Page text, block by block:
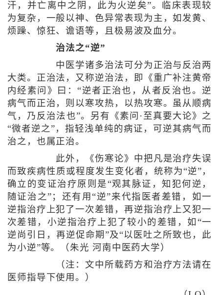
汗，并亡离中之阴，此为火逆矣”。临床表现较
为复杂，一般以神、色异常表现为主，如发黄、
烦躁、惊狂、谵语等，且极易波及血分。
治法之“逆”
中医学诸多治法可分为正治与反治两
大类。正治法，又称逆治法，即《重广补注黄帝
内经素问》曰：“逆者正治也，从者反治也。逆
病气而正治，则以寒攻热，以热攻寒。虽从顺病
气，乃反治法也”。另有《素问·至真要大论》之
“微者逆之”，指轻浅单纯的病证，可逆其病气而
治之，也属正治。
此外，《伤寒论》中把凡是治疗失误
而致疾病性质或程度发生变化者，统称为“逆”，
确立的变证治疗原则是“观其脉证，知犯何逆，
随证治之”；还有用“逆”来代指医者差错，如一
逆指治疗上犯了一次差错，再逆指治疗上又犯一
次差错，小逆指治疗上犯了较小的差错，如“一
逆尚引日，再逆促命期”及“以医吐之所致也，此
为小逆”等。（朱光 河南中医药大学）
（注：文中所载药方和治疗方法请在
医师指导下使用。）